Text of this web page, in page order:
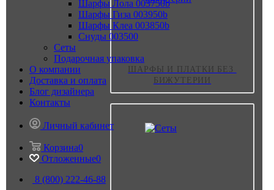
ШАРФЫ И ПЛАТКИ БЕЗ
БИЖУТЕРИИ
Шарфы Лола 003750b
Шарфы Гиза 003950b
Шарфы Клеа 003850b
Снуды 003500
Сеты
Подарочная упаковка
О компании
Доставка и оплата
Блог дизайнера
Контакты
Личный кабинет
Корзина0
Отложенные0
8 (800) 222-46-88